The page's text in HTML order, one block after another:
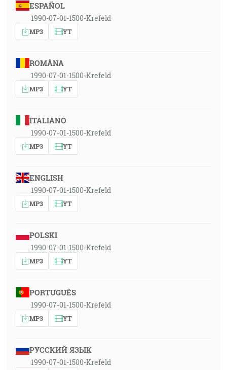
ESPAÑOL
1990-07-01-1500-Krefeld
MP3 YT
ROMÂNA
1990-07-01-1500-Krefeld
MP3 YT
ITALIANO
1990-07-01-1500-Krefeld
MP3 YT
ENGLISH
1990-07-01-1500-Krefeld
MP3 YT
POLSKI
1990-07-01-1500-Krefeld
MP3 YT
PORTUGUÊS
1990-07-01-1500-Krefeld
MP3 YT
РУССКИЙ ЯЗЫК
1990-07-01-1500-Krefeld